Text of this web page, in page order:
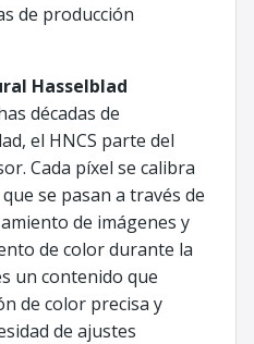
de producción
Hasselblad
décadas de
el HNCS parte del
Cada píxel se calibra
se pasan a través de
de imágenes y
de color durante la
un contenido que
de color precisa y
de ajustes